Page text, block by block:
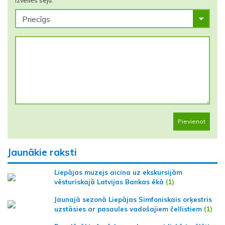
Pievienot
Jaunākie raksti
Liepājas muzejs aicina uz ekskursijām
vēsturiskajā Latvijas Bankas ēkā (1)
Jaunajā sezonā Liepājas Simfoniskais orķestris
uzstāsies ar pasaules vadošajiem čellistiem (1)